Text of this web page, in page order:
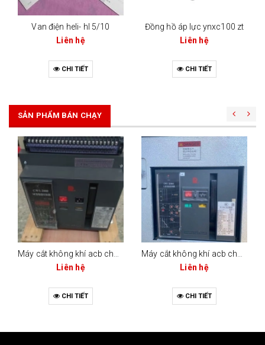
Van điện heli- hl 5/10
Liên hệ
CHI TIẾT
Đồng hồ áp lực ynxc100 zt
Liên hệ
CHI TIẾT
SẢN PHẨM BÁN CHẠY
Liên hệ
CHI TIẾT
Liên hệ
CHI TIẾT